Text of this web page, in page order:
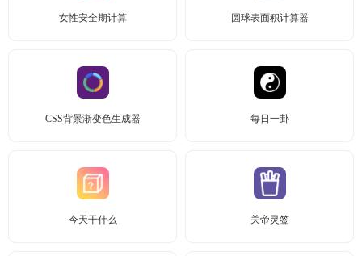
女性安全期计算 圆球表面积计算器
CSS背景渐变色生成器 每日一卦
今天干什么 关帝灵签